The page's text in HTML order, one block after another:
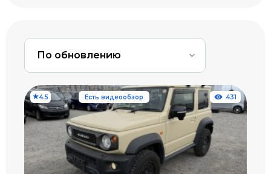
По обновлению
4.5 Есть видеообзор 431